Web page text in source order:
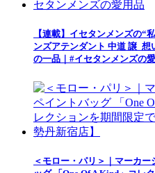
【連載】イセタンメンズの“
ンズアテンダント 中道 譲_想
の一品｜#イセタンメンズの
＜モロー・パリ＞｜マーカー